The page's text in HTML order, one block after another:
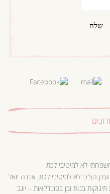
לא למיטיבי לכת
הצ'כי לא למיטיבי לכת. אנדה יואל
בנות ובן בפונדקאות – יוגב